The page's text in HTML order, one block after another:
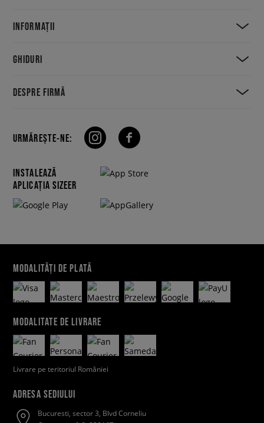
INFORMAȚII
GHIDURI
DESPRE FIRMĂ
URMĂREȘTE-NE:
INSTALEAZĂ
APLICAȚIA SIZEER
MODALITĂȚI DE PLATĂ
MODALITATE DE LIVRARE
Livrare pe teritoriul României
ADRESA SEDIULUI
Bucuresti, sector 3, Blvd Corneliu